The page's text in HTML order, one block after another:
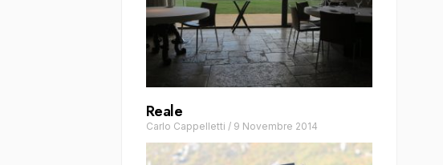
Reale
Carlo Cappelletti / 9 Novembre 2014